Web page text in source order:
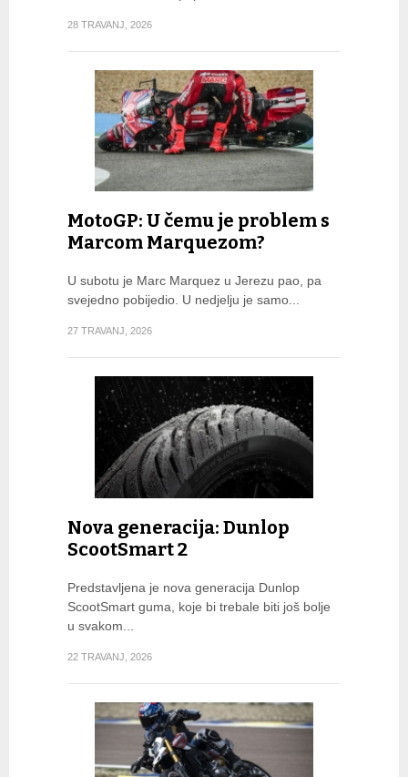
28 TRAVANJ, 2026
MotoGP: U čemu je problem s
Marcom Marquezom?
U subotu je Marc Marquez u Jerezu pao, pa
svejedno pobijedio. U nedjelju je samo...
27 TRAVANJ, 2026
Nova generacija: Dunlop
ScootSmart 2
Predstavljena je nova generacija Dunlop
ScootSmart guma, koje bi trebale biti još bolje
u svakom...
22 TRAVANJ, 2026